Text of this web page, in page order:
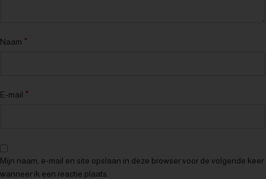
Naam *
E-mail *
Mijn naam, e-mail en site opslaan in deze browser voor de volgende keer
wanneer ik een reactie plaats.